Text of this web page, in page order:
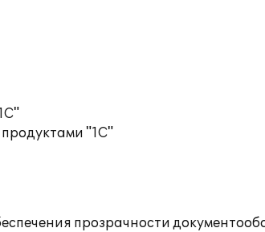
"1С"
прозрачности